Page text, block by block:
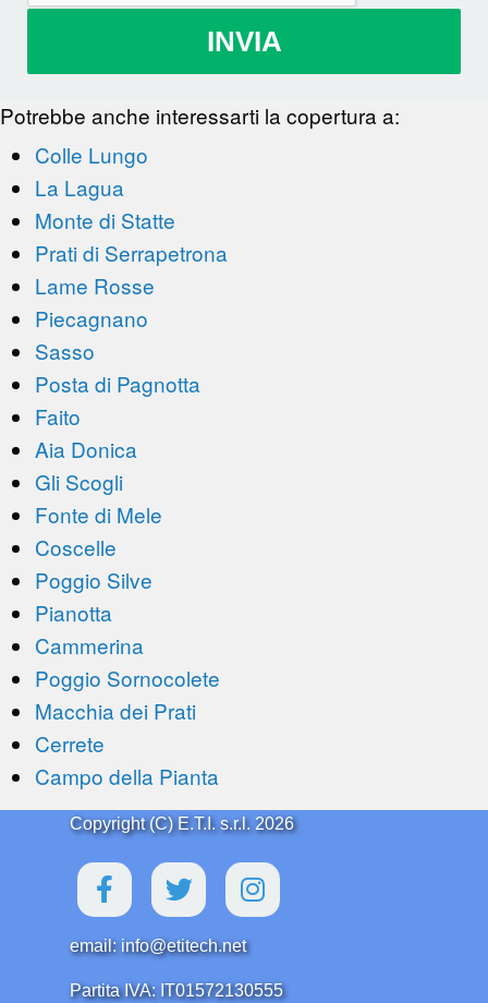
INVIA
Potrebbe anche interessarti la copertura a:
Colle Lungo
La Lagua
Monte di Statte
Prati di Serrapetrona
Lame Rosse
Piecagnano
Sasso
Posta di Pagnotta
Faito
Aia Donica
Gli Scogli
Fonte di Mele
Coscelle
Poggio Silve
Pianotta
Cammerina
Poggio Sornocolete
Macchia dei Prati
Cerrete
Campo della Pianta
Copyright (C) E.T.I. s.r.l. 2026
email: info@etitech.net
Partita IVA: IT01572130555